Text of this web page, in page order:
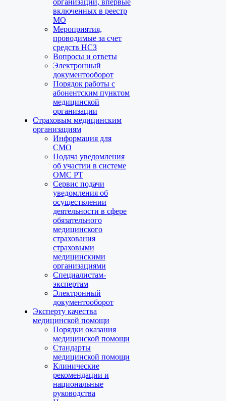
организаций, впервые
включенных в реестр
МО
Мероприятия,
проводимые за счет
средств НСЗ
Вопросы и ответы
Электронный
документооборот
Порядок работы с
абонентским пунктом
медицинской
организации
Страховым медицинским
организациям
Информация для
СМО
Подача уведомления
об участии в системе
ОМС РТ
Сервис подачи
уведомления об
осуществлении
деятельности в сфере
обязательного
медицинского
страхования
страховыми
медицинскими
организациями
Специалистам-
экспертам
Электронный
документооборот
Эксперту качества
медицинской помощи
Порядки оказания
медицинской помощи
Стандарты
медицинской помощи
Клинические
рекомендации и
национальные
руководства